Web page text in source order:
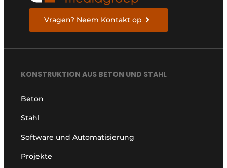
Vragen? Neem Kontakt op
KONSTRUKTION AUS BETON UND STAHL
Beton
Stahl
Software und Automatisierung
Projekte